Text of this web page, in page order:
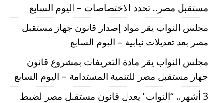
مستقبل مصر.. تحدد الاختصاصات – اليوم السابع
مجلس النواب يقر مواد إصدار قانون جهاز مستقبل
مصر بعد تعديلات نيابية – اليوم السابع
مجلس النواب يقر مادة التعريفات بمشروع قانون
جهاز مستقبل مصر للتنمية المستدامة – اليوم السابع
3 أشهر.. “النواب” يعدل قانون مستقبل مصر لضبط